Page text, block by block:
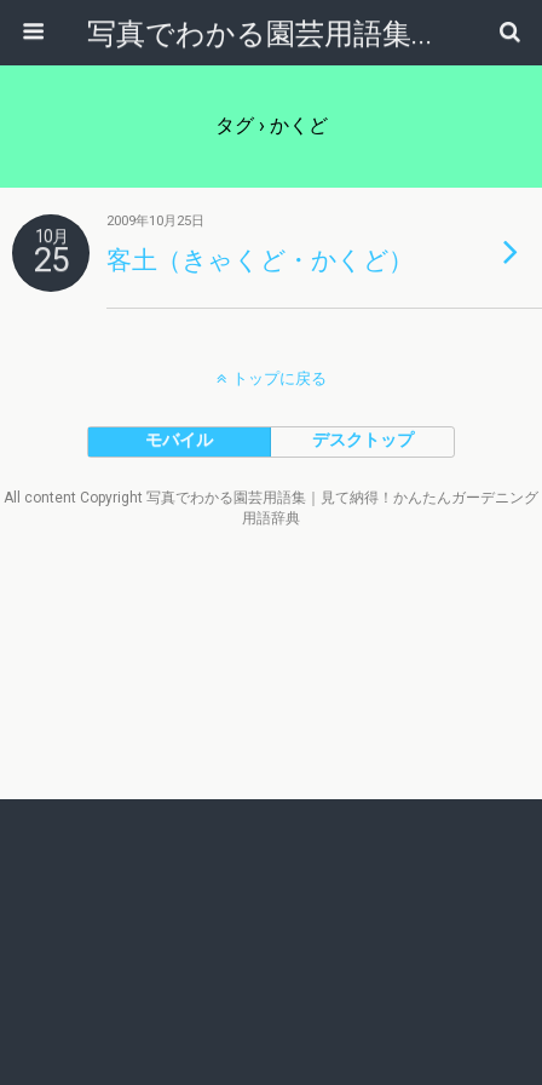
写真でわかる園芸用語集｜見て納得！かんたんガーデニング用語辞典
タグ › かくど
10月
25
2009年10月25日
客土（きゃくど・かくど）
トップに戻る
モバイル デスクトップ
All content Copyright 写真でわかる園芸用語集｜見て納得！かんたんガーデニング
用語辞典